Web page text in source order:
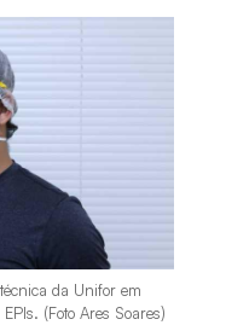
da Unifor em
(Foto Ares Soares)